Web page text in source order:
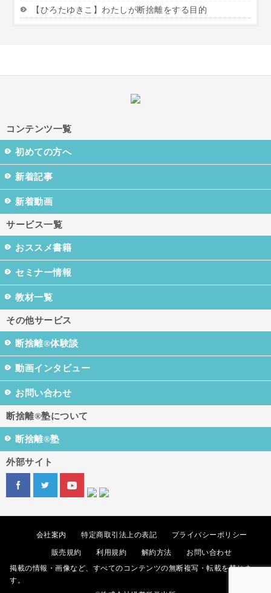
【ひろたゆきこ】わたしが断捨離をする目的
コンテンツ一覧
初めての方へ
新着記事
新着動画
サービス一覧
おススメ書籍
セミナー情報
教材一覧
その他サービス
断捨離®体験談
動画インタビュー
お問い合わせ
断捨離®塾について
断捨離®塾
外部サイト
会社案内 特定商取引法上の表記 プライバシーポリシー
販売規約 利用規約 解約方法
お問い合わせ
掲載の情報・画像など、すべてのコンテンツの無断複写・転載を禁じま
す。